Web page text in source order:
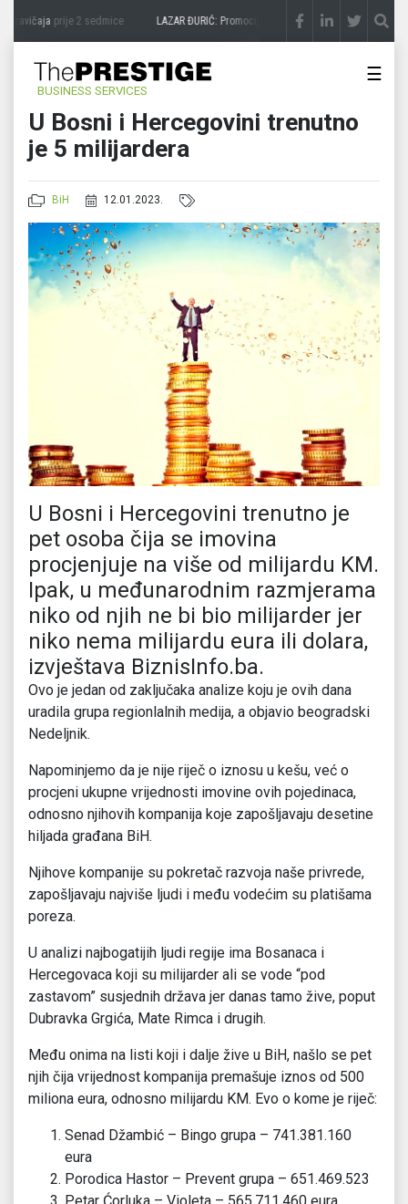
zavičajaprije 2 sedmice LAZAR ĐURIĆ: Promocija potencijal pretvara u destinaciju
BUSINESS SERVICES
☰
U Bosni i Hercegovini trenutno
je 5 milijardera
BiH 12.01.2023.
U Bosni i Hercegovini trenutno je
pet osoba čija se imovina
procjenjuje na više od milijardu KM.
Ipak, u međunarodnim razmjerama
niko od njih ne bi bio milijarder jer
niko nema milijardu eura ili dolara,
izvještava BiznisInfo.ba.
Ovo je jedan od zaključaka analize koju je ovih dana
uradila grupa regionlalnih medija, a objavio beogradski
Nedeljnik.
Napominjemo da je nije riječ o iznosu u kešu, već o
procjeni ukupne vrijednosti imovine ovih pojedinaca,
odnosno njihovih kompanija koje zapošljavaju desetine
hiljada građana BiH.
Njihove kompanije su pokretač razvoja naše privrede,
zapošljavaju najviše ljudi i među vodećim su platišama
poreza.
U analizi najbogatijih ljudi regije ima Bosanaca i
Hercegovaca koji su milijarder ali se vode “pod
zastavom” susjednih država jer danas tamo žive, poput
Dubravka Grgića, Mate Rimca i drugih.
Među onima na listi koji i dalje žive u BiH, našlo se pet
njih čija vrijednost kompanija premašuje iznos od 500
miliona eura, odnosno milijardu KM. Evo o kome je riječ:
Senad Džambić – Bingo grupa – 741.381.160
eura
Porodica Hastor – Prevent grupa – 651.469.523